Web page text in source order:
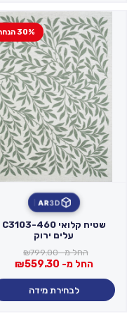
30% הנחה
3D
AR
שטיח קלואי C3103-460
עלים ירוק
החל מ- ₪799.00
החל מ- ₪559.30
לבחירת מידה